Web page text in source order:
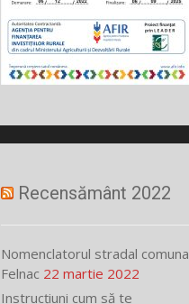
Recensământ 2022
Nomenclatorul stradal comuna
Felnac 22 martie 2022
Instrucțiuni cum să te